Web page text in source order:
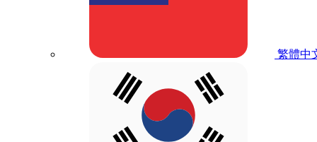
繁體中